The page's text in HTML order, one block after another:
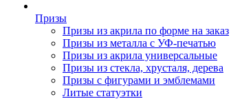
Призы
Призы из акрила по форме на заказ
Призы из металла с УФ-печатью
Призы из акрила универсальные
Призы из стекла, хрусталя, дерева
Призы с фигурами и эмблемами
Литые статуэтки